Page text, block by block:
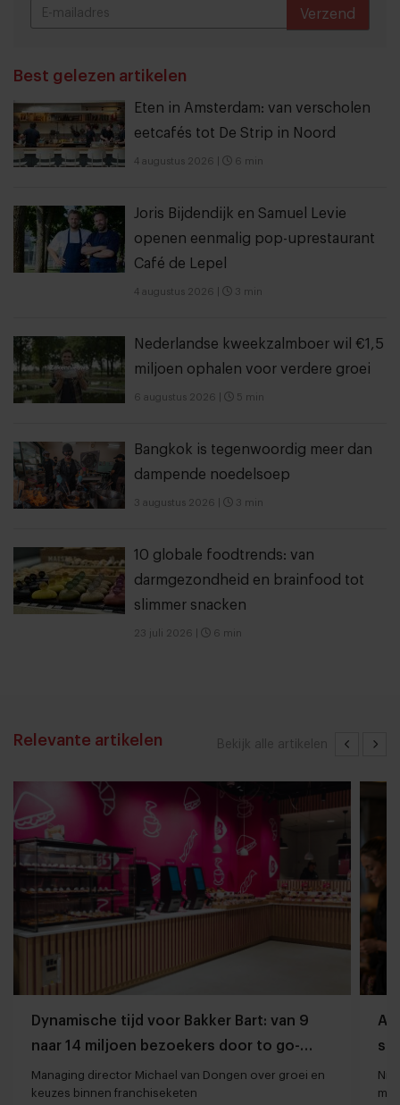
Verzend
Best gelezen artikelen
Eten in Amsterdam: van verscholen
eetcafés tot De Strip in Noord
4 augustus 2026 6 min
Joris Bijdendijk en Samuel Levie
openen eenmalig pop-uprestaurant
Café de Lepel
4 augustus 2026 3 min
Nederlandse kweekzalmboer wil €1,5
miljoen ophalen voor verdere groei
6 augustus 2026 5 min
Bangkok is tegenwoordig meer dan
dampende noedelsoep
3 augustus 2026 3 min
10 globale foodtrends: van
darmgezondheid en brainfood tot
slimmer snacken
23 juli 2026 6 min
Bekijk alle artikelen
Relevante artikelen
Dynamische tijd voor Bakker Bart: van 9
naar 14 miljoen bezoekers door to go-
locaties
Managing director Michael van Dongen over groei en
keuzes binnen franchiseketen